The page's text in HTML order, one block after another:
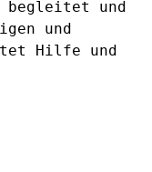
und
und
Hilfe und